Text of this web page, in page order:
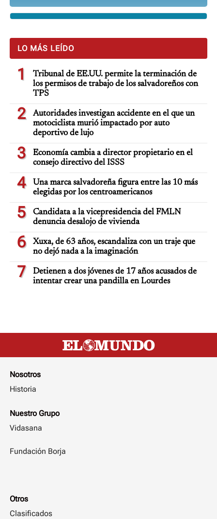
LO MÁS LEÍDO
1
Tribunal de EE.UU. permite la terminación de
los permisos de trabajo de los salvadoreños con
TPS
2
Autoridades investigan accidente en el que un
motociclista murió impactado por auto
deportivo de lujo
3
Economía cambia a director propietario en el
consejo directivo del ISSS
4
Una marca salvadoreña figura entre las 10 más
elegidas por los centroamericanos
5
Candidata a la vicepresidencia del FMLN
denuncia desalojo de vivienda
6
Xuxa, de 63 años, escandaliza con un traje que
no dejó nada a la imaginación
7
Detienen a dos jóvenes de 17 años acusados de
intentar crear una pandilla en Lourdes
Nosotros
Historia
Nuestro Grupo
Vidasana
Fundación Borja
Otros
Clasificados